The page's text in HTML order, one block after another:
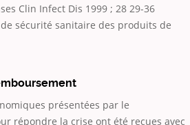
Clin Infect Dis 1999 ; 28 29-36
sécurité sanitaire des produits de
présentées par le
répondre la crise ont été reçues avec